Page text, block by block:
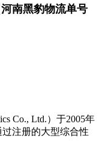
南黑豹物流单号
Co., Ltd.）于2005年
注册的大型综合性